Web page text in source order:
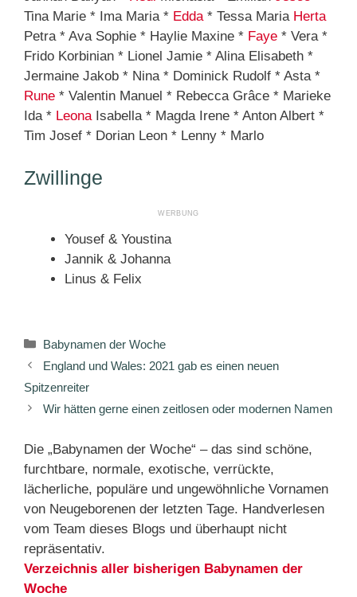
Tina Marie * Ima Maria * Edda * Tessa Maria Herta
Petra * Ava Sophie * Haylie Maxine * Faye * Vera *
Frido Korbinian * Lionel Jamie * Alina Elisabeth *
Jermaine Jakob * Nina * Dominick Rudolf * Asta *
Rune * Valentin Manuel * Rebecca Grâce * Marieke
Ida * Leona Isabella * Magda Irene * Anton Albert *
Tim Josef * Dorian Leon * Lenny * Marlo
Zwillinge
Yousef & Youstina
Jannik & Johanna
Linus & Felix
Kategorien
Babynamen der Woche
England und Wales: 2021 gab es einen neuen
Spitzenreiter
Wir hätten gerne einen zeitlosen oder modernen Namen
Die „Babynamen der Woche“ – das sind schöne,
furchtbare, normale, exotische, verrückte,
lächerliche, populäre und ungewöhnliche Vornamen
von Neugeborenen der letzten Tage. Handverlesen
vom Team dieses Blogs und überhaupt nicht
repräsentativ.
Verzeichnis aller bisherigen Babynamen der
Woche